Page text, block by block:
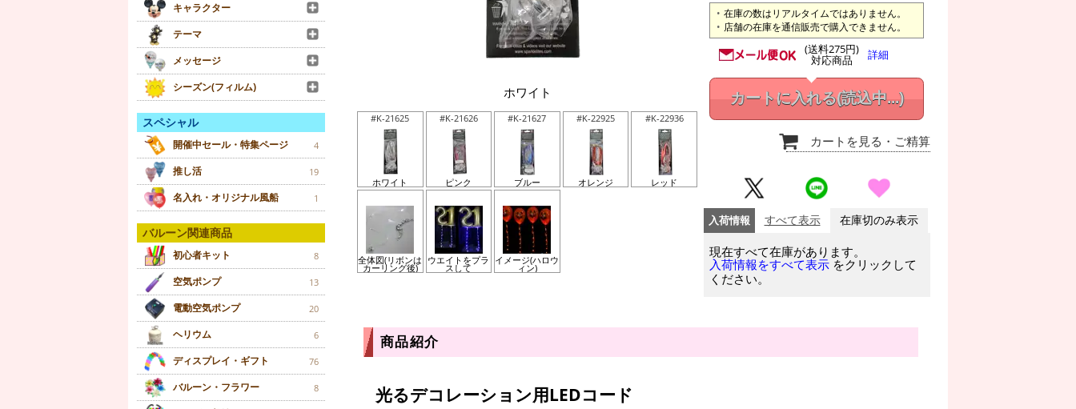
キャラクター
テーマ
メッセージ
シーズン(フィルム)
スペシャル
開催中セール・特集ページ 4
推し活 19
名入れ・オリジナル風船 1
バルーン関連商品
初心者キット 8
空気ポンプ 13
電動空気ポンプ 20
ヘリウム 6
ディスプレイ・ギフト 76
バルーン・フラワー 8
ホワイト
#K-21625
ホワイト
#K-21626
ピンク
#K-21627
ブルー
#K-22925
オレンジ
#K-22936
レッド
全体図(リボンは
カーリング後)
ウエイトをプラ
スして
イメージ(ハロウ
ィン)
在庫の数はリアルタイムではありません。
店舗の在庫を通信販売で購入できません。
(送料275円)
対応商品 詳細
カートに入れる(読込中...)
カートを見る ・ご精算
入荷情報 すべて表示 在庫切のみ表示
現在すべて在庫があります。
入荷情報をすべて表示 をクリックして
ください。
商品紹介
光るデコレーション用LEDコード